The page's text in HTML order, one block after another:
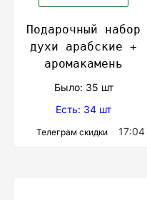
Подарочный набор
духи арабские +
аромакамень
Было: 35 шт
Есть: 34 шт
Телеграм скидки 17:04